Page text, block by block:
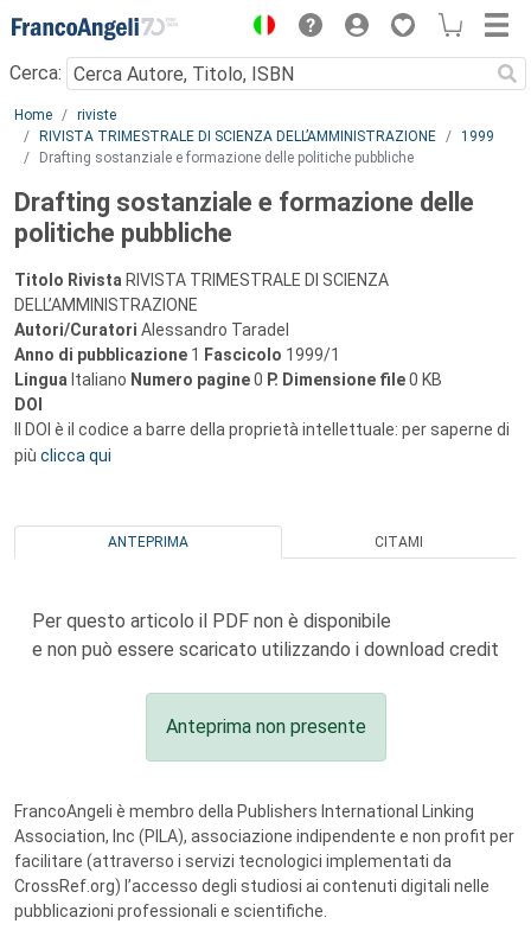
Menu
Cerca:
Main content
Home
riviste
RIVISTA TRIMESTRALE DI SCIENZA DELL’AMMINISTRAZIONE
1999
Drafting sostanziale e formazione delle politiche pubbliche
Drafting sostanziale e formazione delle
politiche pubbliche
Titolo Rivista RIVISTA TRIMESTRALE DI SCIENZA
DELL’AMMINISTRAZIONE
Autori/Curatori Alessandro Taradel
Anno di pubblicazione 1 Fascicolo 1999/1
Lingua Italiano Numero pagine0 P. Dimensione file0 KB
DOI
Il DOI è il codice a barre della proprietà intellettuale: per saperne di
più clicca qui
ANTEPRIMA CITAMI
Per questo articolo il PDF non è disponibile
e non può essere scaricato utilizzando i download credit
Anteprima non presente
FrancoAngeli è membro della Publishers International Linking
Association, Inc (PILA), associazione indipendente e non profit per
facilitare (attraverso i servizi tecnologici implementati da
CrossRef.org) l’accesso degli studiosi ai contenuti digitali nelle
pubblicazioni professionali e scientifiche.